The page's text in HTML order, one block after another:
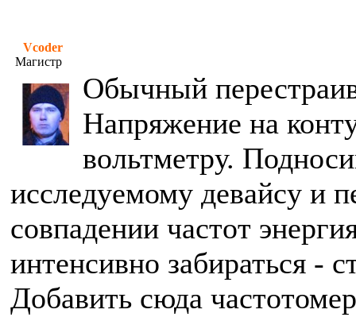
Vcoder
Магистр
Обычный
Напряжение на
вольтметру.
исследуемому девайсу и
совпадении частот
интенсивно забираться -
Добавить сюда